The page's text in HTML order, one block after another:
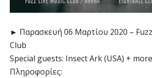
► Παρασκευή 06 Μαρτίου 2020 –
Club
Special guests: Insect Ark (USA) +
Πληροφορίες: